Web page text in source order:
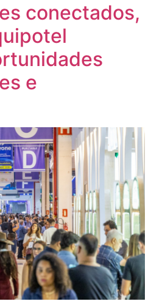
conectados,
e